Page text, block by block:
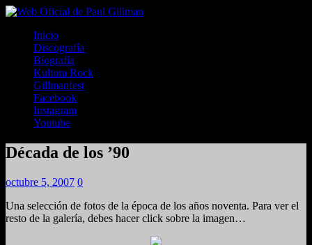
Inicio
Discografía
Biografía
Kultura Rock
Gillmanfest
Facebook
Instagram
Youtube
Década de los ’90
octubre 5, 2007 0
Una selección de fotos de la época de los años noventa. Para ver el
resto de la galería, debes hacer click sobre la imagen…